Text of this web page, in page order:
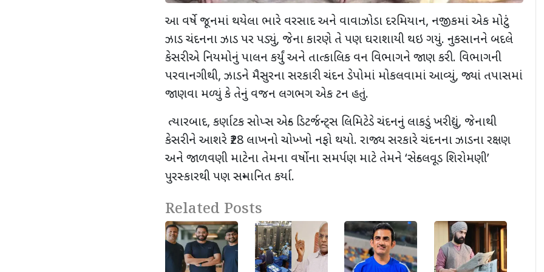
આ વર્ષે જૂનમાં થયેલા ભારે વરસાદ અને વાવાઝોડા દરમિયાન, નજીકમાં એક મોટું
ઝાડ ચંદનના ઝાડ પર પડ્યું, જેના કારણે તે પણ ઘરાશાયી થઇ ગયું. નુકસાનને બદલે
કેસરીએ નિયમોનું પાલન કર્યું અને તાત્કાલિક વન વિભાગને જાણ કરી. વિભાગની
પરવાનગીથી, ઝાડને મૈસુરના સરકારી ચંદન ડેપોમાં મોકલવામાં આવ્યું, જ્યાં તપાસમાં
જાણવા મળ્યું કે તેનું વજન લગભગ એક ટન હતું.
ત્યારબાદ, કર્ણાટક સોપ્સ એન્ડ ડિટર્જન્ટ્સ લિમિટેડે ચંદનનું લાકડું ખરીદ્યું, જેનાથી
કેસરીને આશરે ₹28 લાખનો ચોખ્ખો નફો થયો. રાજ્ય સરકારે ચંદનના ઝાડના રક્ષણ
અને જાળવણી માટેના તેમના વર્ષોના સમર્પણ માટે તેમને ‘સેન્ડલવૂડ શિરોમણી’
પુરસ્કારથી પણ સન્માનિત કર્યા.
Related Posts